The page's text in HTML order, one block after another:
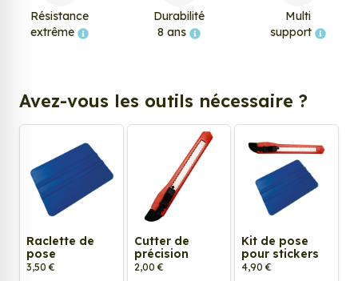
Résistance
extrême
Durabilité
8 ans
Multi
support
Avez-vous les outils nécessaire ?
Raclette de
pose
3,50 €
Cutter de
précision
2,00 €
Kit de pose
pour stickers
4,90 €